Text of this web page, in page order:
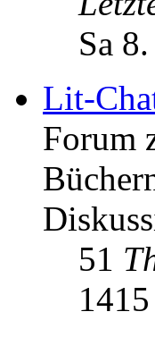
Sa
Lit-
Forum
51
1415